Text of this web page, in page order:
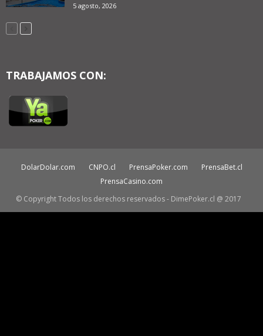
5 agosto, 2026
TRABAJAMOS CON:
DolarDolar.com CNPO.cl PrensaPoker.com
PrensaBet.cl
PrensaCasino.com
© Copyright Todos los derechos reservados - DimePoker.cl @ 2017